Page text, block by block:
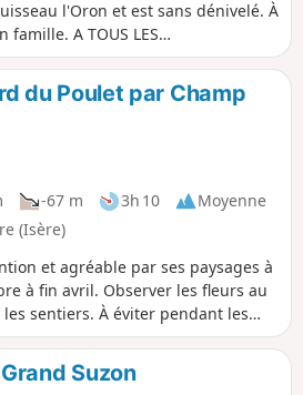
l'Oron et est sans dénivelé. À
A TOUS LES
PARCOURENT MES RANDONNEES
photos en indiquant l'emplacement
du Poulet par Champ
-67 m 3h 10
Moyenne
(Isère)
et agréable par ses paysages à
à fin avril. Observer les fleurs au
sentiers. À éviter pendant les
les randonneurs(ses) qui
vous pouvez mettre des
sur le circuit.
Suzon